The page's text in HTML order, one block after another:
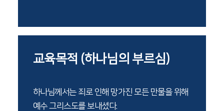
교육목적 (하나님의 부르심)
하나님께서는 죄로 인해 망가진 모든 만물을 위해
예수 그리스도를 보내셨다.